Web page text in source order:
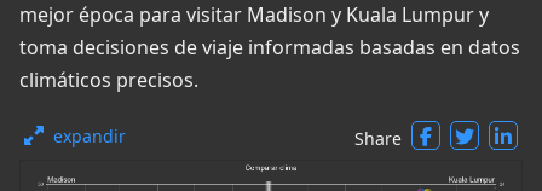
mejor época para visitar Madison y Kuala Lumpur y
toma decisiones de viaje informadas basadas en datos
climáticos precisos.
expandir Share